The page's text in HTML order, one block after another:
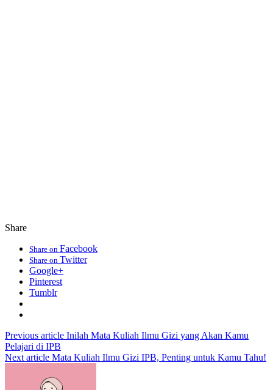
Share
Share on Facebook
Share on Twitter
Google+
Pinterest
Tumblr
Previous article Inilah Mata Kuliah Ilmu Gizi yang Akan Kamu
Pelajari di IPB
Next article Mata Kuliah Ilmu Gizi IPB, Penting untuk Kamu Tahu!